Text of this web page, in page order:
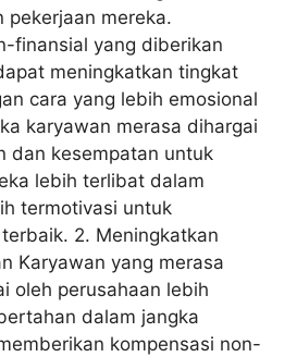
pekerjaan mereka.
finansial yang diberikan
meningkatkan tingkat
cara yang lebih emosional
karyawan merasa dihargai
dan kesempatan untuk
lebih terlibat dalam
termotivasi untuk
2. Meningkatkan
Karyawan yang merasa
oleh perusahaan lebih
dalam jangka
kompensasi non-